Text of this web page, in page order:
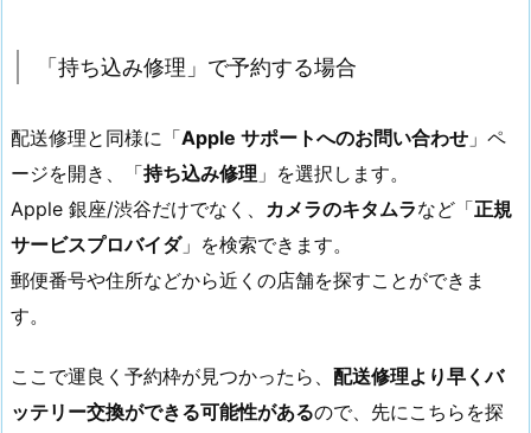
「持ち込み修理」で予約する場合
配送修理と同様に「Apple サポートへのお問い合わせ 」ペ
ージを開き、「持ち込み修理 」を選択します。
Apple 銀座/渋谷だけでなく、 カメラのキタムラなど「正規
サービスプロバイダ」を検索できます。
郵便番号や住所などから近くの店舗を探すことができま
す。
ここで運良く予約枠が見つかったら、 配送修理より早くバ
ッテリー交換ができる可能性があるので、先にこちらを探